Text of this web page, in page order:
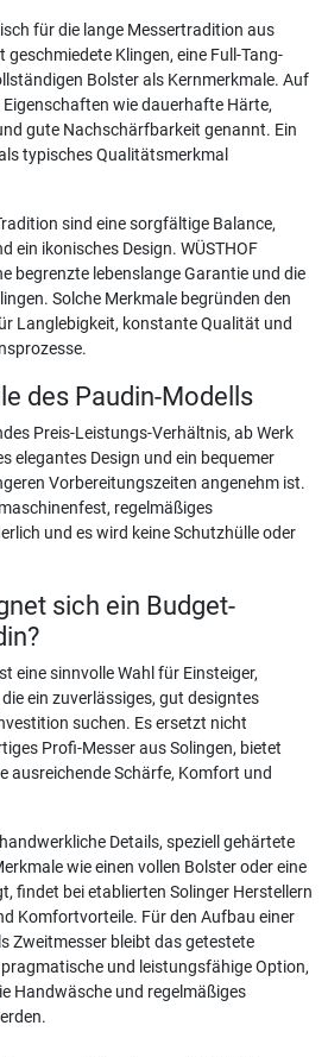
für die lange Messertradition aus
geschmiedete Klingen, eine Full-Tang-
Bolster als Kernmerkmale. Auf
wie dauerhafte Härte,
gute Nachschärfbarkeit genannt. Ein
typisches Qualitätsmerkmal
sind eine sorgfältige Balance,
ein ikonisches Design. WÜSTHOF
begrenzte lebenslange Garantie und die
Solche Merkmale begründen den
Langlebigkeit, konstante Qualität und
des Paudin-Modells
Preis-Leistungs-Verhältnis, ab Werk
elegantes Design und ein bequemer
Vorbereitungszeiten angenehm ist.
regelmäßiges
und es wird keine Schutzhülle oder
sich ein Budget-
eine sinnvolle Wahl für Einsteiger,
ein zuverlässiges, gut designtes
suchen. Es ersetzt nicht
Profi-Messer aus Solingen, bietet
ausreichende Schärfe, Komfort und
Details, speziell gehärtete
wie einen vollen Bolster oder eine
findet bei etablierten Solinger Herstellern
Komfortvorteile. Für den Aufbau einer
Zweitmesser bleibt das getestete
und leistungsfähige Option,
Handwäsche und regelmäßiges